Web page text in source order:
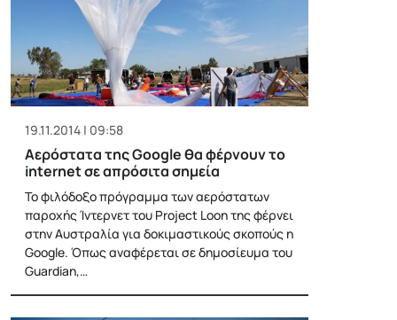
19.11.2014 | 09:58
Αερόστατα της Google θα φέρνουν το
internet σε απρόσιτα σημεία
Το φιλόδοξο πρόγραμμα των αερόστατων
παροχής Ίντερνετ του Project Loon της φέρνει
στην Αυστραλία για δοκιμαστικούς σκοπούς η
Google. Όπως αναφέρεται σε δημοσίευμα του
Guardian,…